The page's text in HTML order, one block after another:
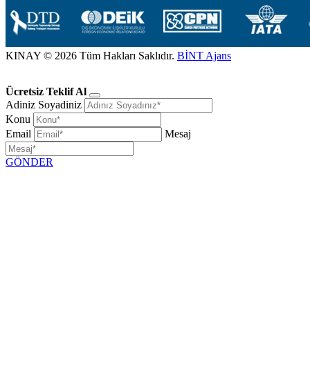
KINAY © 2026 Tüm Hakları Saklıdır. BİNT Ajans
Ücretsiz Teklif Al
Adiniz Soyadiniz
Konu
Email
Mesaj
GÖNDER